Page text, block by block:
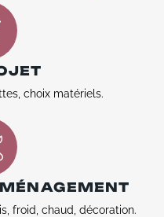
choix matériels.
froid, chaud, décoration.